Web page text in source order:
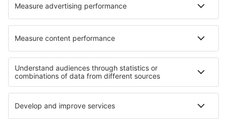
Hotels in Berry-Bouy Hotels in Vielank
Die besten Hotels - Regionen
Hotels in Telluride Hotels auf Maui Hotels in Pikes Peak
Hotels in Nevada Hotels in Lake Nacimiento
Hotels in Colca Canyon Hotels in Southern Hungarian Plains